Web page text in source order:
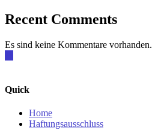
Recent Comments
Es sind keine Kommentare vorhanden.
Quick
Home
Haftungsausschluss